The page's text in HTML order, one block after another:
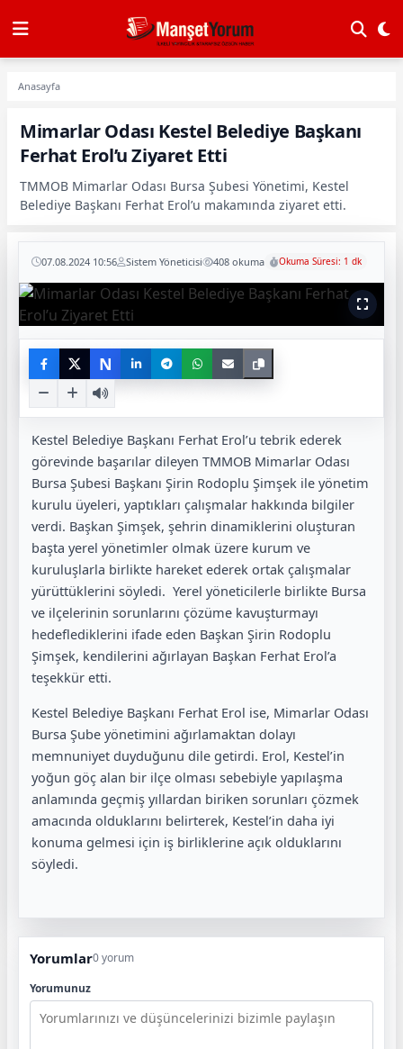
Anasayfa
Mimarlar Odası Kestel Belediye Başkanı
Ferhat Erol’u Ziyaret Etti
TMMOB Mimarlar Odası Bursa Şubesi Yönetimi, Kestel
Belediye Başkanı Ferhat Erol’u makamında ziyaret etti.
07.08.2024 10:56 Sistem Yöneticisi 408 okuma Okuma Süresi: 1 dk
N
Kestel Belediye Başkanı Ferhat Erol’u tebrik ederek
görevinde başarılar dileyen TMMOB Mimarlar Odası
Bursa Şubesi Başkanı Şirin Rodoplu Şimşek ile yönetim
kurulu üyeleri, yaptıkları çalışmalar hakkında bilgiler
verdi. Başkan Şimşek, şehrin dinamiklerini oluşturan
başta yerel yönetimler olmak üzere kurum ve
kuruluşlarla birlikte hareket ederek ortak çalışmalar
yürüttüklerini söyledi. Yerel yöneticilerle birlikte Bursa
ve ilçelerinin sorunlarını çözüme kavuşturmayı
hedeflediklerini ifade eden Başkan Şirin Rodoplu
Şimşek, kendilerini ağırlayan Başkan Ferhat Erol’a
teşekkür etti.
Kestel Belediye Başkanı Ferhat Erol ise, Mimarlar Odası
Bursa Şube yönetimini ağırlamaktan dolayı
memnuniyet duyduğunu dile getirdi. Erol, Kestel’in
yoğun göç alan bir ilçe olması sebebiyle yapılaşma
anlamında geçmiş yıllardan biriken sorunları çözmek
amacında olduklarını belirterek, Kestel’in daha iyi
konuma gelmesi için iş birliklerine açık olduklarını
söyledi.
Yorumlar0 yorum
Yorumunuz